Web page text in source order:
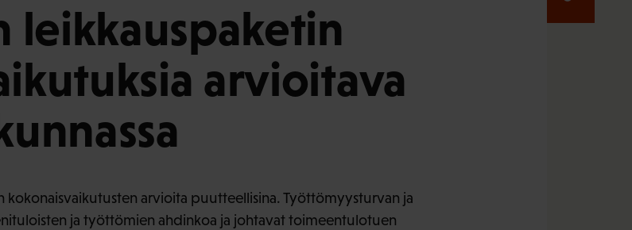
leikkauspaketin
arvioitava
kokonaisvaikutusten arvioita puutteellisina. Työttömyysturvan ja
ja työttömien ahdinkoa ja johtavat toimeentulotuen